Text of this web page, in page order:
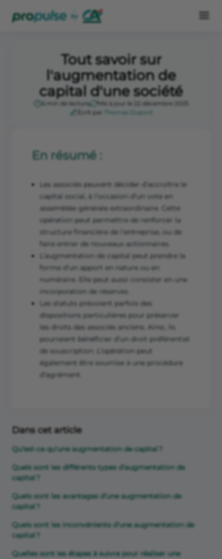
Tout savoir sur
l'augmentation de
capital d'une société
6 min de lecture
Mis à jour le 22 décembre 2025
Écrit par
Thomas Dupont
En résumé :
Les associés peuvent décider d’accroître le
capital social, à l’occasion d’un vote en
assemblée générale extraordinaire. Cette
opération peut permettre de renforcer la
structure financière de l’entreprise, ou de
faire entrer de nouveaux actionnaires.
L’augmentation de capital peut prendre la
forme d’un apport en nature ou en
numéraire. Elle peut aussi consister en une
incorporation de réserves.
Les statuts prévoient parfois des
dispositions particulières pour préserver
les droits des associés anciens. Ainsi, ils
pourraient bénéficier d’un droit préférentiel
de souscription. L’opération peut
également être soumise à une procédure
d’agrément.
Dans cet article
Qu’est-ce qu’une augmentation de capital ?
Quels sont les différents types d’augmentation de
capital ?
Quels sont les avantages d’une augmentation de
capital ?
Quels sont les inconvénients d’une augmentation de
capital ?
Quelles sont les étapes à suivre pour réaliser une